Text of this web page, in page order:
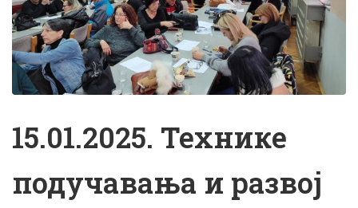
15.01.2025. Технике
подучавања и развој